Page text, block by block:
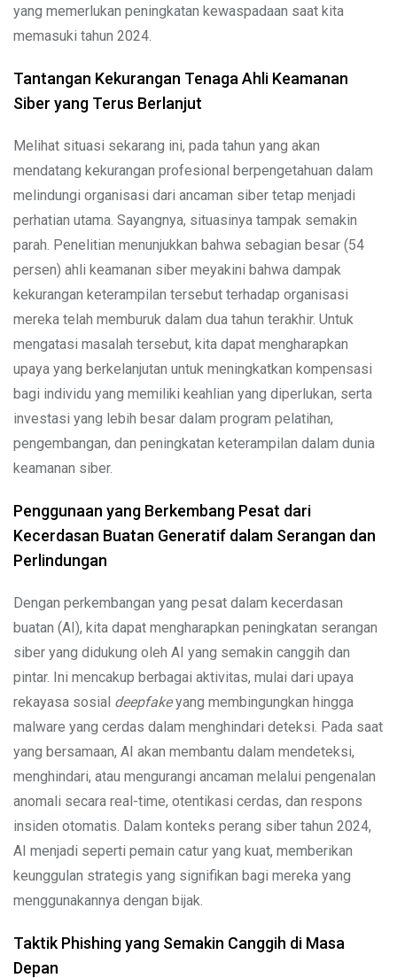
yang memerlukan peningkatan kewaspadaan saat kita
memasuki tahun 2024.
Tantangan Kekurangan Tenaga Ahli Keamanan
Siber yang Terus Berlanjut
Melihat situasi sekarang ini, pada tahun yang akan
mendatang kekurangan profesional berpengetahuan dalam
melindungi organisasi dari ancaman siber tetap menjadi
perhatian utama. Sayangnya, situasinya tampak semakin
parah. Penelitian menunjukkan bahwa sebagian besar (54
persen) ahli keamanan siber meyakini bahwa dampak
kekurangan keterampilan tersebut terhadap organisasi
mereka telah memburuk dalam dua tahun terakhir. Untuk
mengatasi masalah tersebut, kita dapat mengharapkan
upaya yang berkelanjutan untuk meningkatkan kompensasi
bagi individu yang memiliki keahlian yang diperlukan, serta
investasi yang lebih besar dalam program pelatihan,
pengembangan, dan peningkatan keterampilan dalam dunia
keamanan siber.
Penggunaan yang Berkembang Pesat dari
Kecerdasan Buatan Generatif dalam Serangan dan
Perlindungan
Dengan perkembangan yang pesat dalam kecerdasan
buatan (AI), kita dapat mengharapkan peningkatan serangan
siber yang didukung oleh AI yang semakin canggih dan
pintar. Ini mencakup berbagai aktivitas, mulai dari upaya
rekayasa sosial deepfakeyang membingungkan hingga
malware yang cerdas dalam menghindari deteksi. Pada saat
yang bersamaan, AI akan membantu dalam mendeteksi,
menghindari, atau mengurangi ancaman melalui pengenalan
anomali secara real-time, otentikasi cerdas, dan respons
insiden otomatis. Dalam konteks perang siber tahun 2024,
AI menjadi seperti pemain catur yang kuat, memberikan
keunggulan strategis yang signifikan bagi mereka yang
menggunakannya dengan bijak.
Taktik Phishing yang Semakin Canggih di Masa
Depan